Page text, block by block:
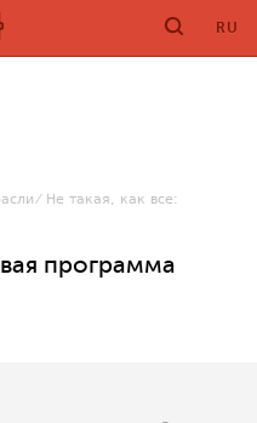
RU
Не такая, как все:
программа